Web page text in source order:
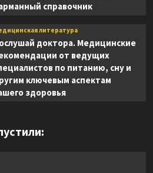
справочник
литература
доктора. Медицинские
от ведущих
по питанию, сну и
ключевым аспектам
здоровья